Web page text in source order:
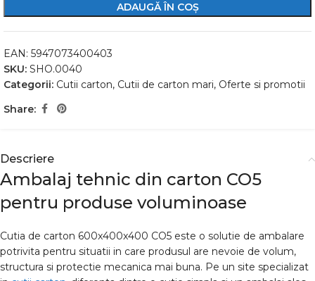
ADAUGĂ ÎN COȘ
EAN: 5947073400403
SKU: SHO.0040
Categorii: Cutii carton, Cutii de carton mari, Oferte si promotii
Share:
Descriere
Ambalaj tehnic din carton CO5
pentru produse voluminoase
Cutia de carton 600x400x400 CO5 este o solutie de ambalare
potrivita pentru situatii in care produsul are nevoie de volum,
structura si protectie mecanica mai buna. Pe un site specializat